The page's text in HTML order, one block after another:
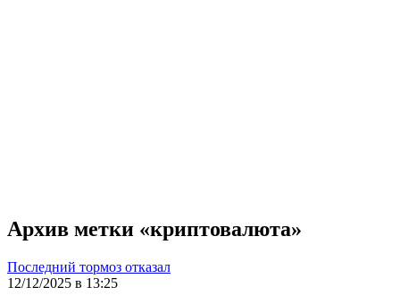
Архив метки «криптовалюта»
Последний тормоз отказал
12/12/2025 в 13:25